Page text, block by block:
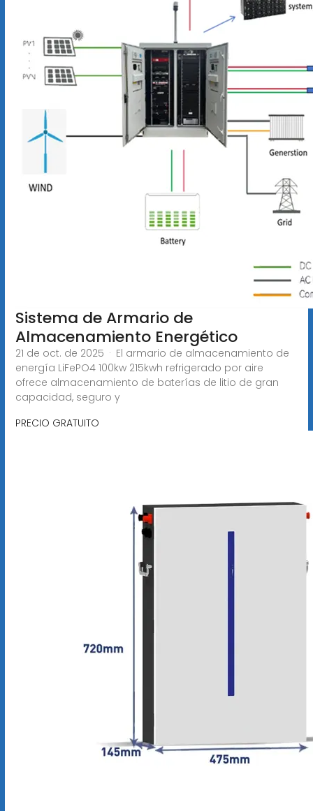
Sistema de Armario de
Almacenamiento Energético
21 de oct. de 2025 · El armario de almacenamiento de
energía LiFePO4 100kw 215kwh refrigerado por aire
ofrece almacenamiento de baterías de litio de gran
capacidad, seguro y
PRECIO GRATUITO